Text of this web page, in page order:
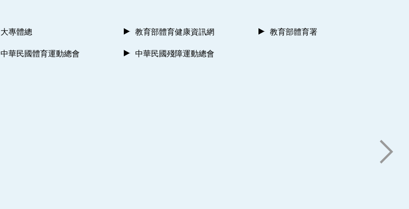
大專體總 教育部體育健康資訊網
教育部體育署
中華民國體育運動總會 中華民國殘障運動總會